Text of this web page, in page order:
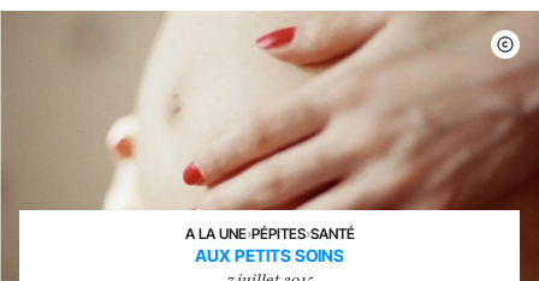
A LA UNE›PÉPITES›SANTÉ
AUX PETITS SOINS